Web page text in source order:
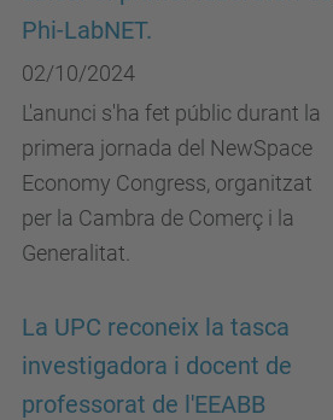
Phi-LabNET.
02/10/2024
L'anunci s'ha fet públic durant la
primera jornada del NewSpace
Economy Congress, organitzat
per la Cambra de Comerç i la
Generalitat.
La UPC reconeix la tasca
investigadora i docent de
professorat de l'EEABB